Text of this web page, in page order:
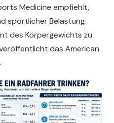
Medicine empfiehlt,
sportlicher Belastung
des Körpergewichts zu
das American